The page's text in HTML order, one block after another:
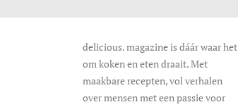
delicious. magazine is dáár waar het
om koken en eten draait. Met
maakbare recepten, vol verhalen
over mensen met een passie voor